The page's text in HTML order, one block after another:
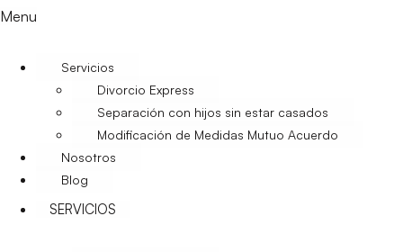
Menu
Servicios
Divorcio Express
Separación con hijos sin estar casados
Modificación de Medidas Mutuo Acuerdo
Nosotros
Blog
SERVICIOS